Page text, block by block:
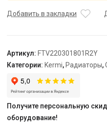
100*300*1800,
RAL
9016
(белый),
Kermi
Добавить в закладки
Артикул: FTV220301801R2Y
Категории: Kermi, Радиаторы,
Получите персональную
оборудование!